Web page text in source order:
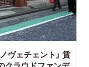
ヴェチェント」 賃